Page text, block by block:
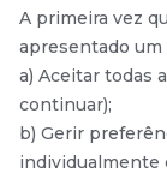
A primeira vez
apresentado um
a) Aceitar todas
continuar);
b) Gerir
individualmente